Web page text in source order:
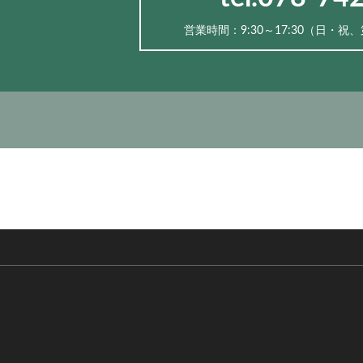
営業時間：9:30～17:30（⽇・祝、